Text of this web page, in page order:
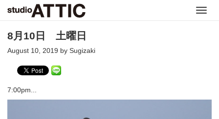
8月10日 土曜日
August 10, 2019 by Sugizaki
7:00pm...